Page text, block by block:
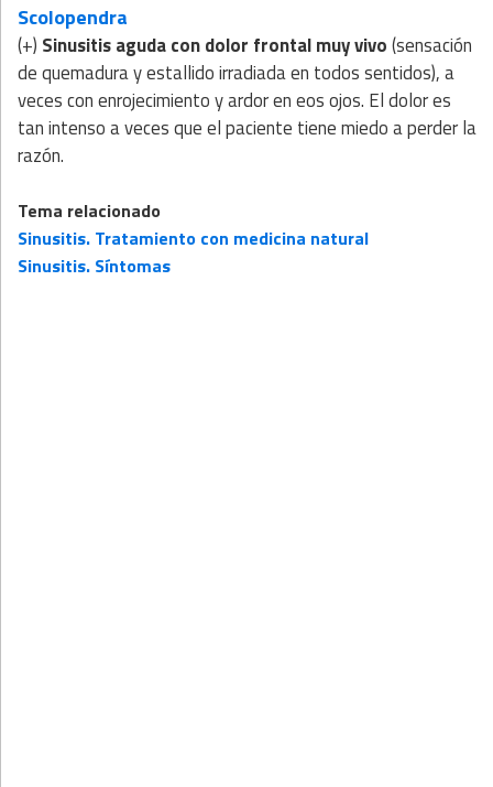
Scolopendra
(+) Sinusitis aguda con dolor frontal muy vivo(sensación
de quemadura y estallido irradiada en todos sentidos), a
veces con enrojecimiento y ardor en eos ojos. El dolor es
tan intenso a veces que el paciente tiene miedo a perder la
razón.
Tema relacionado
Sinusitis. Tratamiento con medicina natural
Sinusitis. Síntomas